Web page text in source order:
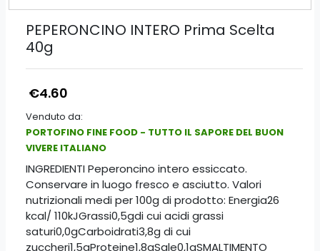
PEPERONCINO INTERO Prima Scelta
40g
€4.60
Venduto da:
PORTOFINO FINE FOOD - TUTTO IL SAPORE DEL BUON
VIVERE ITALIANO
INGREDIENTI Peperoncino intero essiccato.
Conservare in luogo fresco e asciutto. Valori
nutrizionali medi per 100g di prodotto: Energia26
kcal/ 110kJGrassi0,5gdi cui acidi grassi
saturi0,0gCarboidrati3,8g di cui
zuccheri1,5gProteine1,8gSale0,1gSMALTIMENTO